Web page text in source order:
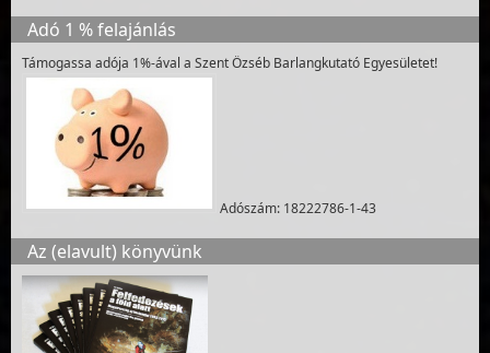
Adó 1 % felajánlás
Támogassa adója 1%-ával a Szent Özséb Barlangkutató Egyesületet!
Adószám: 18222786-1-43
Az (elavult) könyvünk